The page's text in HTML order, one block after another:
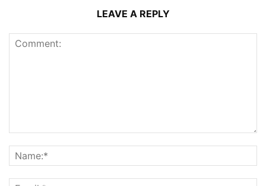
LEAVE A REPLY